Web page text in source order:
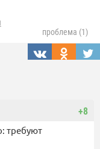
проблема (1)
+8
требуют